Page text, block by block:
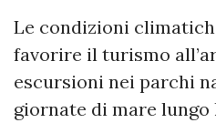
Le condizioni
favorire il turismo
escursioni nei parchi
giornate di mare lungo